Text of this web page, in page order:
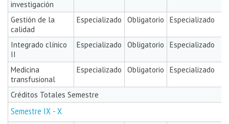
investigación
Gestión de la
calidad
Especializado Obligatorio Especializado
Integrado clínico
II
Especializado Obligatorio Especializado
Medicina
transfusional
Especializado Obligatorio Especializado
Créditos Totales Semestre
Semestre IX - X